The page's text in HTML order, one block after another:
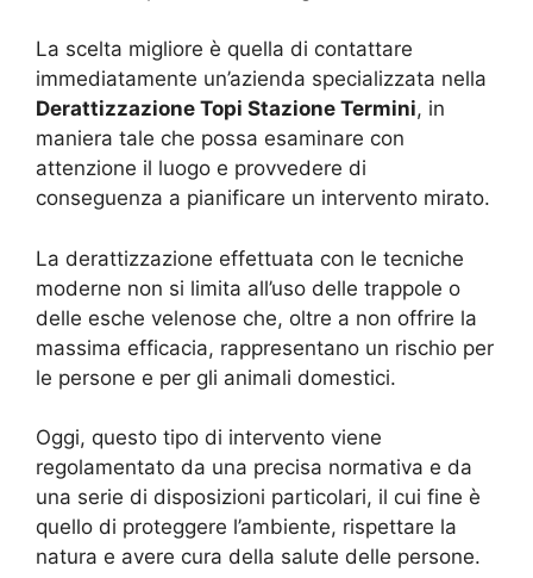
La scelta migliore è quella di contattare
immediatamente un’azienda specializzata nella
Derattizzazione Topi Stazione Termini, in
maniera tale che possa esaminare con
attenzione il luogo e provvedere di
conseguenza a pianificare un intervento mirato.
La derattizzazione effettuata con le tecniche
moderne non si limita all’uso delle trappole o
delle esche velenose che, oltre a non offrire la
massima efficacia, rappresentano un rischio per
le persone e per gli animali domestici.
Oggi, questo tipo di intervento viene
regolamentato da una precisa normativa e da
una serie di disposizioni particolari, il cui fine è
quello di proteggere l’ambiente, rispettare la
natura e avere cura della salute delle persone.